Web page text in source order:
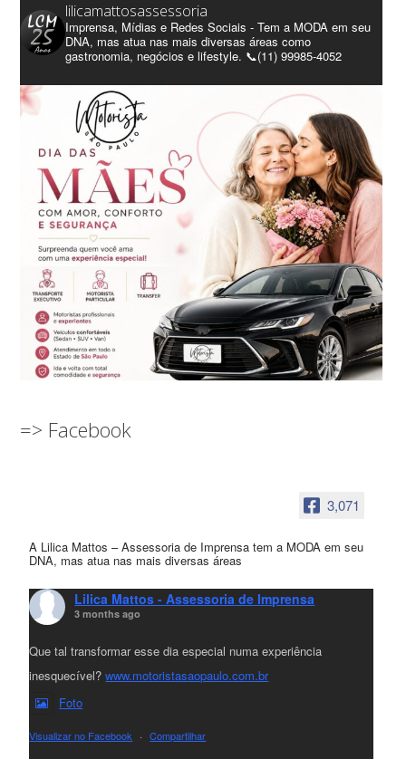
lilicamattosassessoria
Imprensa, Mídias e Redes Sociais - Tem a MODA em seu
DNA, mas atua nas mais diversas áreas como
gastronomia, negócios e lifestyle. 📞(11) 99985-4052
=> Facebook
3,071
A Lilica Mattos – Assessoria de Imprensa tem a MODA em seu
DNA, mas atua nas mais diversas áreas
Lilica Mattos - Assessoria de Imprensa
3 months ago
Que tal transformar esse dia especial numa experiência
inesquecível?www.motoristasaopaulo.com.br
Foto
Visualizar no Facebook · Compartilhar